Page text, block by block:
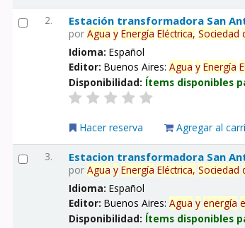
2. Estación transformadora San
porAgua y Energía Eléctrica, Sociedad
Idioma:Español
Editor:Buenos Aires:Agua y Energía
Disponibilidad: Ítems disponibles
Hacer reserva Agregar al
3. Estacion transformadora San
porAgua y Energía Eléctrica, Sociedad
Idioma:Español
Editor:Buenos Aires:Agua y energía
Disponibilidad: Ítems disponibles